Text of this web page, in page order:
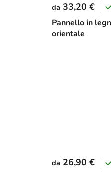
Pannello in
orientale
da 33,20 €
da 26,90 €